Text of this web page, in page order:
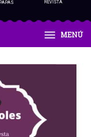
PAPAS
REVISTA
MENÚ